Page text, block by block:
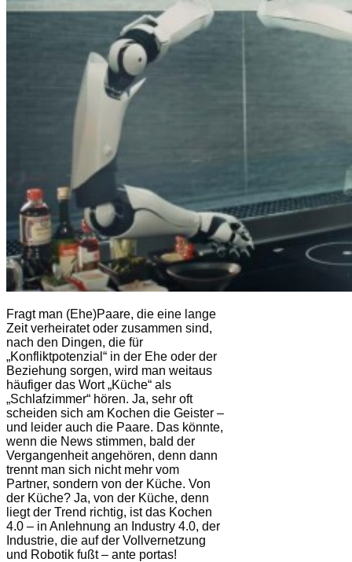
Fragt man (Ehe)Paare, die eine lange
Zeit verheiratet oder zusammen sind,
nach den Dingen, die für
„Konfliktpotenzial“ in der Ehe oder der
Beziehung sorgen, wird man weitaus
häufiger das Wort „Küche“ als
„Schlafzimmer“ hören. Ja, sehr oft
scheiden sich am Kochen die Geister –
und leider auch die Paare. Das könnte,
wenn die News stimmen, bald der
Vergangenheit angehören, denn dann
trennt man sich nicht mehr vom
Partner, sondern von der Küche. Von
der Küche? Ja, von der Küche, denn
liegt der Trend richtig, ist das Kochen
4.0 – in Anlehnung an Industry 4.0, der
Industrie, die auf der Vollvernetzung
und Robotik fußt – ante portas!